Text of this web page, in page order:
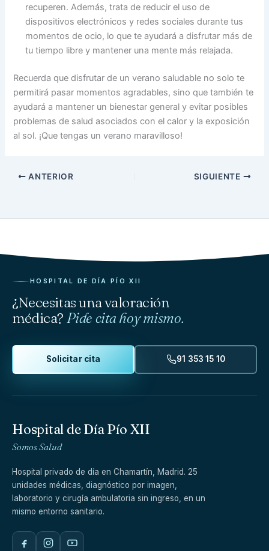
recuperen. Además, trata de reducir el uso de
dispositivos electrónicos y redes sociales durante tus
momentos de ocio, lo que te ayudará a disfrutar más de
tu tiempo libre y mantener una mente más relajada.
Recuerda que disfrutar de un verano saludable no solo te
permitirá pasar momentos agradables, sino que también te
ayudará a mantener un bienestar general y evitar posibles
problemas de salud asociados con el calor y la exposición
al sol. ¡Que tengas un verano maravilloso!
ANTERIOR SIGUIENTE
HOSPITAL DE DÍA PÍO XII
¿Necesitas una valoración
médica? Pide cita hoy mismo.
Solicitar cita 91 353 15 10
Hospital de Día Pío XII
Somos Salud
Hospital privado de día en Chamartín, Madrid. 25
unidades médicas, diagnóstico por imagen,
laboratorio y cirugía ambulatoria sin ingreso, en un
mismo entorno sanitario.